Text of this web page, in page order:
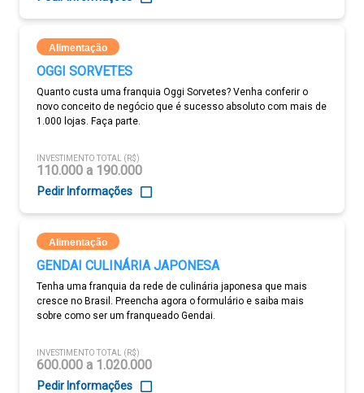
Alimentação
OGGI SORVETES
Quanto custa uma franquia Oggi Sorvetes? Venha conferir o
novo conceito de negócio que é sucesso absoluto com mais de
1.000 lojas. Faça parte.
INVESTIMENTO TOTAL (R$)
110.000 a 190.000
Pedir Informações
Alimentação
GENDAI CULINÁRIA JAPONESA
Tenha uma franquia da rede de culinária japonesa que mais
cresce no Brasil. Preencha agora o formulário e saiba mais
sobre como ser um franqueado Gendai.
INVESTIMENTO TOTAL (R$)
600.000 a 1.020.000
Pedir Informações